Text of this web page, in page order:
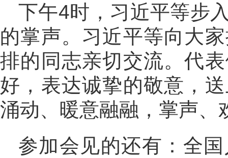
下午4时，习近平等步
的掌声。习近平等向大
排的同志亲切交流。代
好，表达诚挚的敬意，
涌动、暖意融融，掌声、
参加会见的还有：全